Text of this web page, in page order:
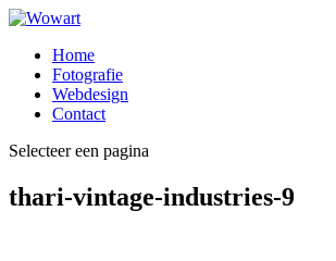
Home
Fotografie
Webdesign
Contact
Selecteer een pagina
thari-vintage-industries-9